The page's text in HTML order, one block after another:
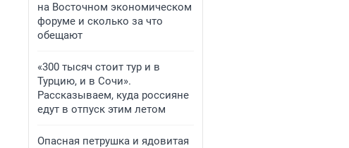
на Восточном экономическом
форуме и сколько за что
обещают
«300 тысяч стоит тур и в
Турцию, и в Сочи».
Рассказываем, куда россияне
едут в отпуск этим летом
Опасная петрушка и ядовитая